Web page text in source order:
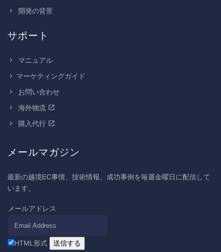
開発の背景
サポート
マニュアル
マーケティングガイド
お問い合わせ
海外物流
購入代行
メールマガジン
最新の越境EC事情、技術情報、成功事例を毎週金曜日に配信して
います。
メールアドレス
HTML形式